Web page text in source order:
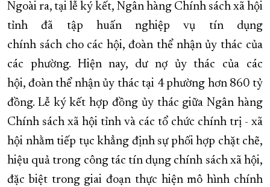
Ngoài ra, tại lễ ký kết, Ngân hàng Chính sách xã hội
tỉnh đã tập huấn nghiệp vụ tín dụng
chính sách cho các hội, đoàn thể nhận ủy thác của
các phường. Hiện nay, dư nợ ủy thác của các
hội, đoàn thể nhận ủy thác tại 4 phường hơn 860 tỷ
đồng. Lễ ký kết hợp đồng ủy thác giữa Ngân hàng
Chính sách xã hội tỉnh và các tổ chức chính trị - xã
hội nhằm tiếp tục khẳng định sự phối hợp chặt chẽ,
hiệu quả trong công tác tín dụng chính sách xã hội,
đặc biệt trong giai đoạn thực hiện mô hình chính